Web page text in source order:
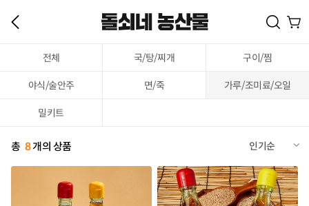
전체 국/탕/찌개 구이/찜
야식/술안주 면/죽 가루/조미료/오일
밀키트
총 8개의 상품 인기순